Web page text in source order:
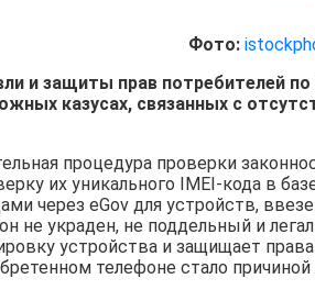
Фото:
и защиты прав потребителей
казусах, связанных с
процедура проверки
их уникального IMEI-кода в
через eGov для устройств,
не украден, не поддельный и
устройства и защищает
телефоне стало